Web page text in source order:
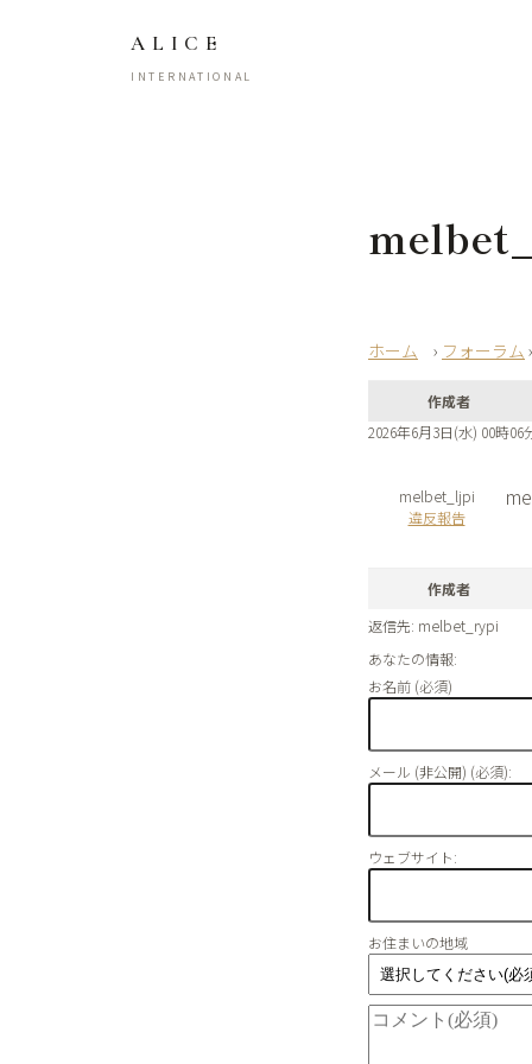
ALICE
INTERNATIONAL
› フォーラム ›
作成者
2026年6月3日(水) 00時06
melbet_ljpi
違反報告
作成者
返信先: melbet_rypi
あなたの情報:
お名前 (必須)
メール (非公開) (必須):
ウェブサイト:
お住まいの地域